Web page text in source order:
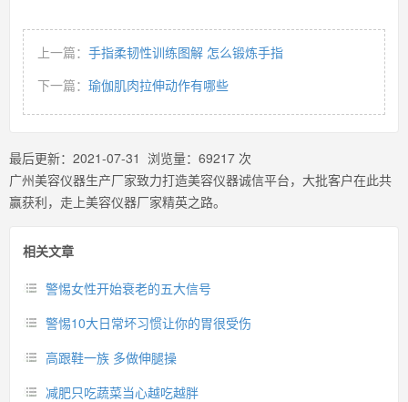
上一篇： 手指柔韧性训练图解 怎么锻炼手指
下一篇： 瑜伽肌肉拉伸动作有哪些
最后更新： 2021-07-31 浏览量： 69217 次
广州美容仪器生产厂家致力打造美容仪器诚信平台，大批客户在此共
赢获利，走上美容仪器厂家精英之路。
相关文章
警惕女性开始衰老的五大信号
警惕10大日常坏习惯让你的胃很受伤
高跟鞋一族 多做伸腿操
减肥只吃蔬菜当心越吃越胖